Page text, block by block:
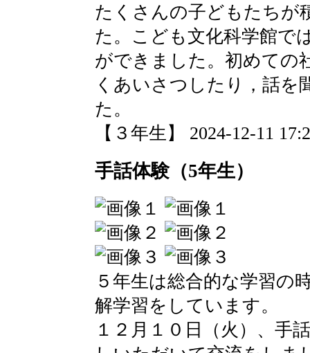
たくさんの子どもたちが
た。こども文化科学館で
ができました。初めての
くあいさつしたり，話を
た。
【３年生】 2024-12-11
手話体験（5年生）
５年生は総合的な学習の
解学習をしています。
１２月１０日（火）、手